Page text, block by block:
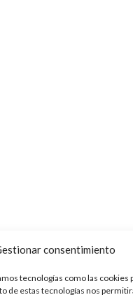
consentimiento
tecnologías como las cookies
de estas tecnologías nos